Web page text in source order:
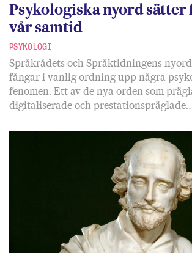
Psykologiska nyord sätter
vår samtid
PSYKOLOGI
Språkrådets och Språktidningens
fångar i vanlig ordning upp några
fenomen. Ett av de nya orden som
digitaliserade och